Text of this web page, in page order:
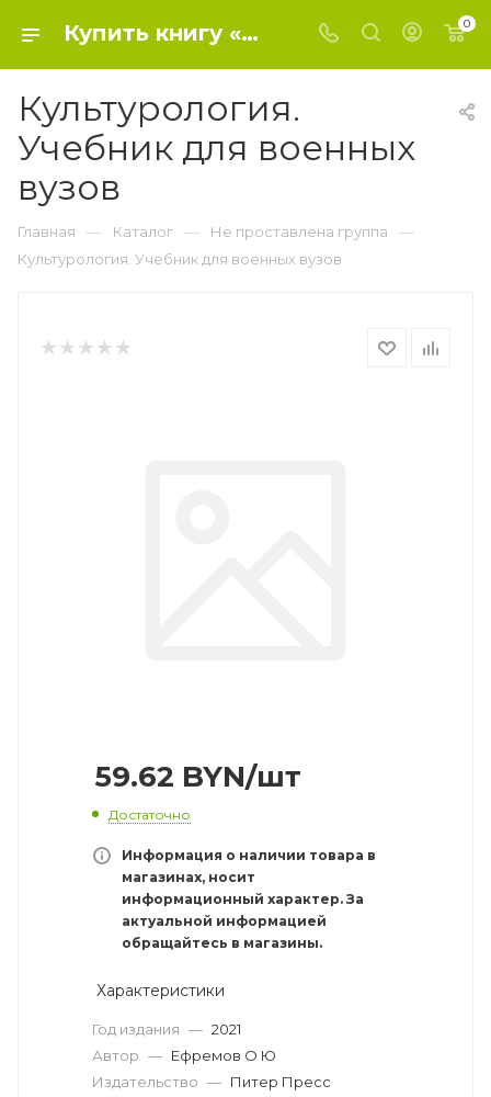
Купить книгу «Культурология. Учебник для военных вузов» 2021, Ефремов О Ю - Не проставлена группа 0
Культурология.
Учебник для военных
вузов
Главная — Каталог — Не проставлена группа —
Культурология. Учебник для военных вузов
59.62 BYN/шт
Достаточно
Информация о наличии товара в
магазинах, носит
информационный характер. За
актуальной информацией
обращайтесь в магазины.
Характеристики
Год издания — 2021
Автор — Ефремов О Ю
Издательство — Питер Пресс